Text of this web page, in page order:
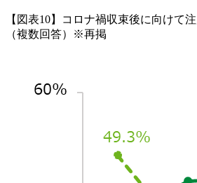
【図表10】コロナ禍収束後に向けて
（複数回答）※再掲